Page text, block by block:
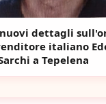
dettagli
italiano
a Tepelena